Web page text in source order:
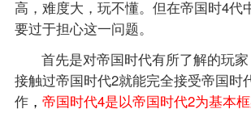
高，难度大，玩不懂。但在帝国时4代
要过于担心这一问题。
首先是对帝国时代有所了解的玩
接触过帝国时代2就能完全接受帝国时
作， 帝国时代4是以帝国时代2为基本框